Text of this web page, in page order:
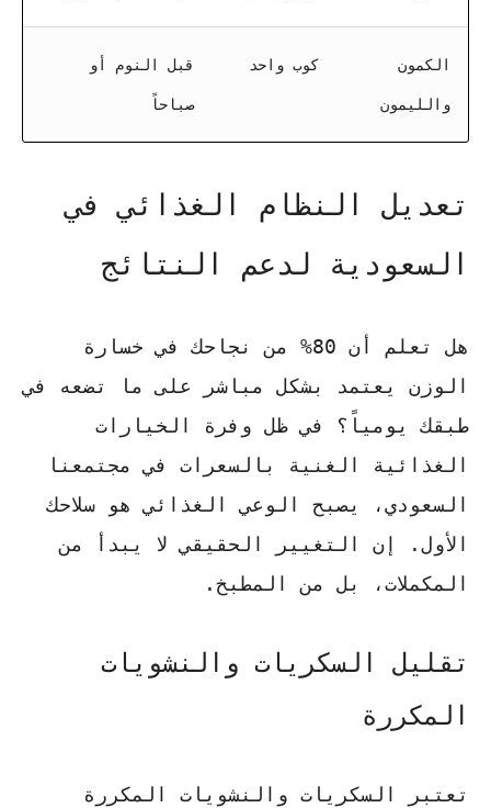
الكمون
والليمون
كوب واحد قبل النوم أو
صباحاً
تعديل النظام الغذائي في
السعودية لدعم النتائج
هل تعلم أن 80% من نجاحك في خسارة
الوزن يعتمد بشكل مباشر على ما تضعه في
طبقك يومياً؟ في ظل وفرة الخيارات
الغذائية الغنية بالسعرات في مجتمعنا
السعودي، يصبح الوعي الغذائي هو سلاحك
الأول. إن التغيير الحقيقي لا يبدأ من
المكملات، بل من المطبخ.
تقليل السكريات والنشويات
المكررة
تعتبر السكريات والنشويات المكررة